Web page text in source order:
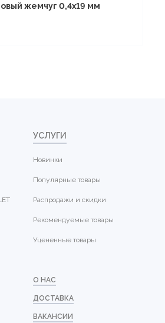
жемчуг 0,4х19 мм
УСЛУГИ
Новинки
Популярные товары
Распродажи и скидки
Рекомендуемые товары
Уцененные товары
О НАС
ДОСТАВКА
ВАКАНСИИ